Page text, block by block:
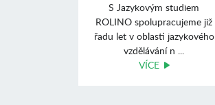
S Jazykovým studiem
ROLINO spolupracujeme již
řadu let v oblasti jazykového
vzdělávání n ...
VÍCE